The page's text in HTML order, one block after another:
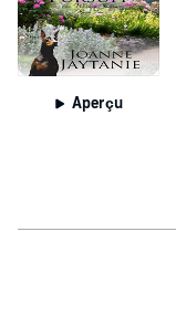
Aperçu